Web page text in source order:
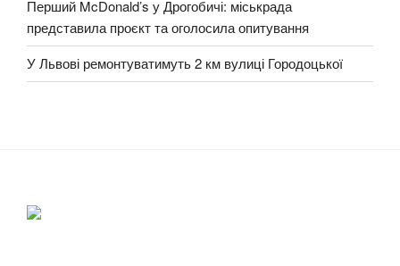
Перший McDonald’s у Дрогобичі: міськрада
представила проєкт та оголосила опитування
У Львові ремонтуватимуть 2 км вулиці Городоцької